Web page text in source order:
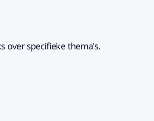
over specifieke thema's.